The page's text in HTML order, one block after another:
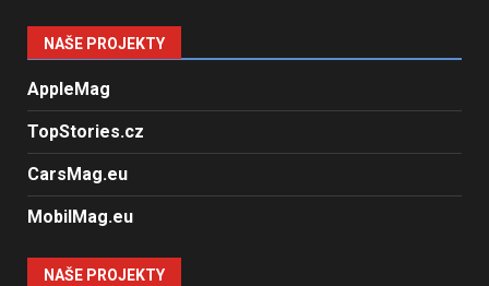
NAŠE PROJEKTY
AppleMag
TopStories.cz
CarsMag.eu
MobilMag.eu
NAŠE PROJEKTY